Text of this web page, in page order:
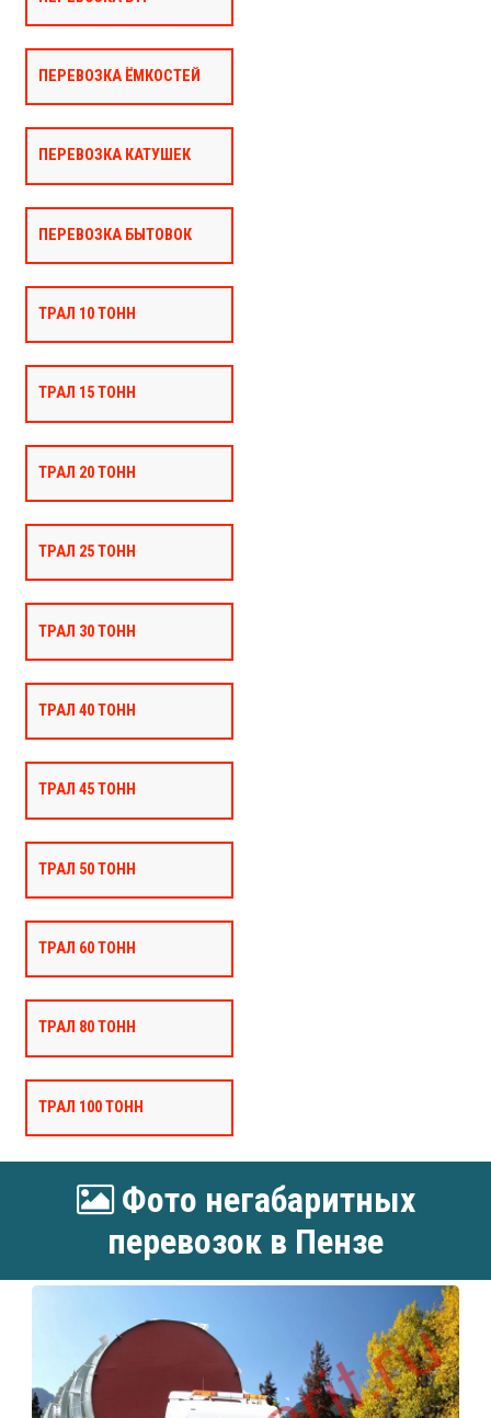
ПЕРЕВОЗКА ЁМКОСТЕЙ
ПЕРЕВОЗКА КАТУШЕК
ПЕРЕВОЗКА БЫТОВОК
ТРАЛ 10 ТОНН
ТРАЛ 15 ТОНН
ТРАЛ 20 ТОНН
ТРАЛ 25 ТОНН
ТРАЛ 30 ТОНН
ТРАЛ 40 ТОНН
ТРАЛ 45 ТОНН
ТРАЛ 50 ТОНН
ТРАЛ 60 ТОНН
ТРАЛ 80 ТОНН
ТРАЛ 100 ТОНН
Фото негабаритных
перевозок в Пензе